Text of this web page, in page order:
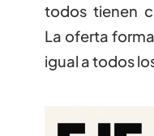
todos tienen
La oferta
igual a todos